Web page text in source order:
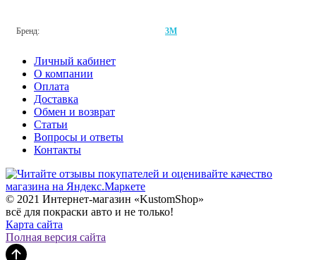
Бренд: 3M
Личный кабинет
О компании
Оплата
Доставка
Обмен и возврат
Статьи
Вопросы и ответы
Контакты
© 2021 Интернет-магазин «KustomShop»
всё для покраски авто и не только!
Карта сайта
Полная версия сайта